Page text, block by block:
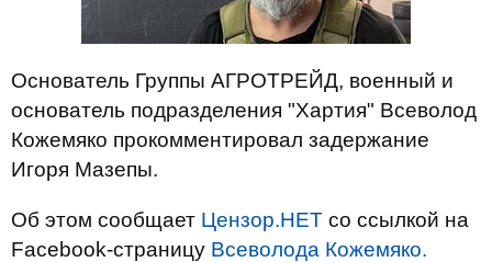
Основатель Группы АГРОТРЕЙД, военный и
основатель подразделения "Хартия" Всеволод
Кожемяко прокомментировал задержание
Игоря Мазепы.
Об этом сообщает Цензор.НЕТ со ссылкой на
Facebook-страницу Всеволода Кожемяко.